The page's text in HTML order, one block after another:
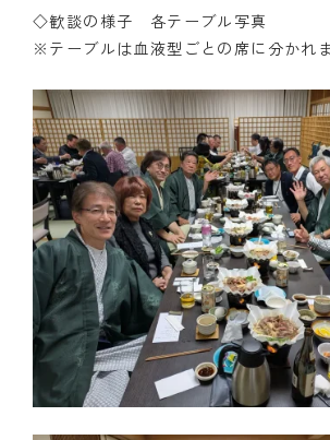
◇歓談の様子 各テーブル写真
※テーブルは血液型ごとの席に分かれま